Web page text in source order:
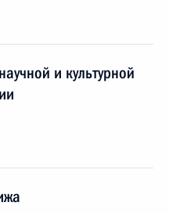
и культурной